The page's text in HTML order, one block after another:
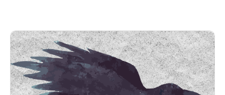
Nächste Woche besprechen wir Kapitel elf und zwölf!
Social Media:
Email: kraehengefluester@gmail.com